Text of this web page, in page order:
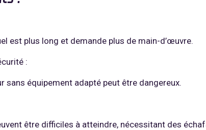
est plus long et demande plus de main-d’œuvre.
:
sans équipement adapté peut être dangereux.
être difficiles à atteindre, nécessitant des